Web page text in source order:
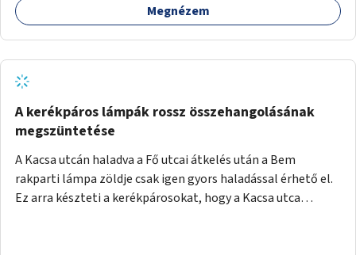
Megnézem
A kerékpáros lámpák rossz összehangolásának
megszüntetése
A Kacsa utcán haladva a Fő utcai átkelés után a Bem
rakparti lámpa zöldje csak igen gyors haladással érhető el.
Ez arra készteti a kerékpárosokat, hogy a Kacsa utca